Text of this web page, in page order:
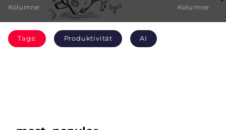
Kolumne Kolumne
Tags: Produktivität AI